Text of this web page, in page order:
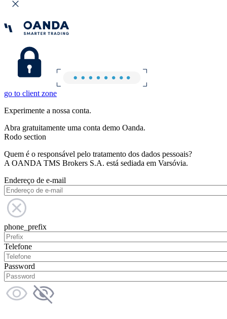
go to client zone
Experimente a nossa conta.
Abra gratuitamente uma conta demo Oanda.
Rodo section
Quem é o responsável pelo tratamento dos dados pessoais?
A OANDA TMS Brokers S.A. está sediada em Varsóvia.
Endereço de e-mail
phone_prefix
Telefone
Password